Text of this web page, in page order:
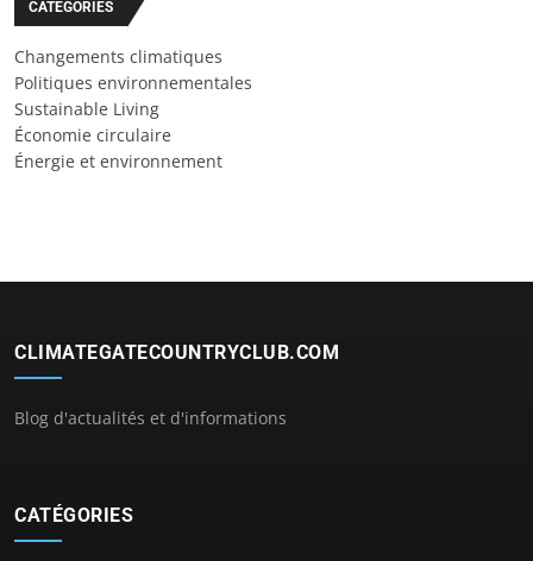
CATÉGORIES
Changements climatiques
Politiques environnementales
Sustainable Living
Économie circulaire
Énergie et environnement
CLIMATEGATECOUNTRYCLUB.COM
Blog d'actualités et d'informations
CATÉGORIES